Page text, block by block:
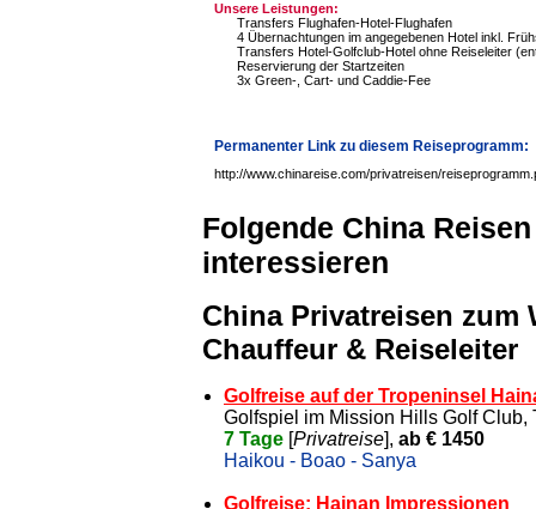
Unsere Leistungen:
Transfers Flughafen-Hotel-Flughafen
4 Übernachtungen im angegebenen Hotel inkl.
Transfers Hotel-Golfclub-Hotel ohne Reiseleiter
Reservierung der Startzeiten
3x Green-, Cart- und Caddie-Fee
Permanenter Link zu diesem Reiseprogramm:
http://www.chinareise.com/privatreisen/
Folgende China
interessieren
China Privatreisen zum
Chauffeur & Reiseleiter
Golfreise auf der Tropeninsel
Golfspiel im Mission Hills Golf
7 Tage [Privatreise], ab € 1450
Haikou - Boao - Sanya
Golfreise: Hainan Impressionen